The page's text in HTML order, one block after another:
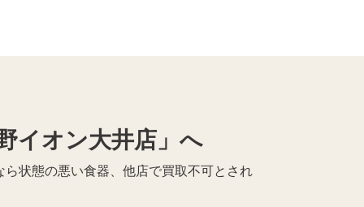
イオン大井店」へ
状態の悪い食器、他店で買取不可とされ